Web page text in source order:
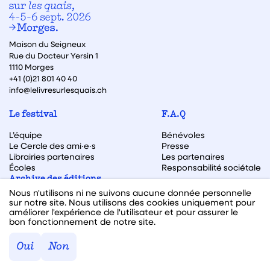
Maison du Seigneux
Rue du Docteur Yersin 1
1110 Morges
+41 (0)21 801 40 40
info@lelivresurlesquais.ch
Le festival
L’équipe
Le Cercle des ami·e·s
Librairies partenaires
Écoles
F.A.Q
Bénévoles
Presse
Les partenaires
Responsabilité sociétale
Archive des éditions
Archive des autrices et auteurs
Facebook
Instagram
Linkedin
Youtube
Nous n'utilisons ni ne suivons aucune donnée personnelle
sur notre site. Nous utilisons des cookies uniquement pour
améliorer l'expérience de l'utilisateur et pour assurer le
bon fonctionnement de notre site.
Oui Non